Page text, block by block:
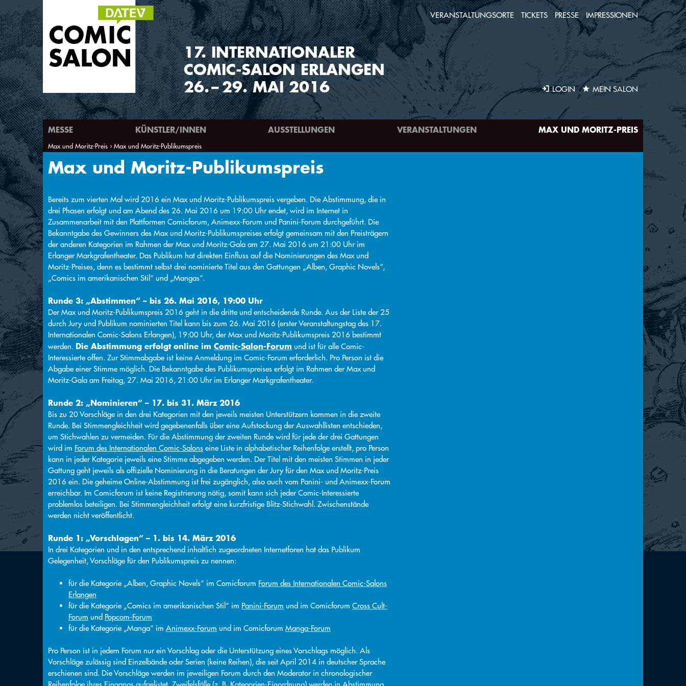
17.INTERNATIONALER
COMIC-SALON ERLANGEN
26.– 29. MAI 2016 LOGIN MEIN SALON
MESSE KÜNSTLER/INNEN AUSSTELLUNGEN VERANSTALTUNGEN MAX UND MORITZ-PREIS
VERANSTALTUNGSORTE TICKETS PRESSE IMPRESSIONEN
Sie sind hier
Max und Moritz-Preis Max und Moritz-Publikumspreis
Max und Moritz-Publikumspreis
Bereits zum vierten Mal wird 2016 ein Max und Moritz-Publikumspreis vergeben. Die Abstimmung, die in
drei Phasen erfolgt und am Abend des 26. Mai 2016 um 19:00 Uhr endet, wird im Internet in
Zusammenarbeit mit den Plattformen Comicforum, Animexx-Forum und Panini-Forum durchgeführt. Die
Bekanntgabe des Gewinners des Max und Moritz-Publikumspreises erfolgt gemeinsam mit den Preisträgern
der anderen Kategorien im Rahmen der Max und Moritz-Gala am 27. Mai 2016 um 21:00 Uhr im
Erlanger Markgrafentheater. Das Publikum hat direkten Einfluss auf die Nominierungen des Max und
Moritz-Preises, denn es bestimmt selbst drei nominierte Titel aus den Gattungen „Alben, Graphic Novels“,
„Comics im amerikanischen Stil“ und „Mangas“.
Runde 3: „Abstimmen“ – bis 26. Mai 2016, 19:00 Uhr
Der Max und Moritz-Publikumspreis 2016 geht in die dritte und entscheidende Runde. Aus der Liste der 25
durch Jury und Publikum nominierten Titel kann bis zum 26. Mai 2016 (erster Veranstaltungstag des 17.
Internationalen Comic-Salons Erlangen), 19:00 Uhr, der Max und Moritz-Publikumspreis 2016 bestimmt
werden. Die Abstimmung erfolgt online im Comic-Salon-Forum und ist für alle Comic-
Interessierte offen. Zur Stimmabgabe ist keine Anmeldung im Comic-Forum erforderlich. Pro Person ist die
Abgabe einer Stimme möglich. Die Bekanntgabe des Publikumspreises erfolgt im Rahmen der Max und
Moritz-Gala am Freitag, 27. Mai 2016, 21:00 Uhr im Erlanger Markgrafentheater.
Runde 2: „Nominieren“ – 17. bis 31. März 2016
Bis zu 20 Vorschläge in den drei Kategorien mit den jeweils meisten Unterstützern kommen in die zweite
Runde. Bei Stimmengleichheit wird gegebenenfalls über eine Aufstockung der Auswahllisten entschieden,
um Stichwahlen zu vermeiden. Für die Abstimmung der zweiten Runde wird für jede der drei Gattungen
wird im Forum des Internationalen Comic-Salons eine Liste in alphabetischer Reihenfolge erstellt, pro Person
kann in jeder Kategorie jeweils eine Stimme abgegeben werden. Der Titel mit den meisten Stimmen in jeder
Gattung geht jeweils als offizielle Nominierung in die Beratungen der Jury für den Max und Moritz-Preis
2016 ein. Die geheime Online-Abstimmung ist frei zugänglich, also auch vom Panini- und Animexx-Forum
erreichbar. Im Comicforum ist keine Registrierung nötig, somit kann sich jeder Comic-Interessierte
problemlos beteiligen. Bei Stimmengleichheit erfolgt eine kurzfristige Blitz-Stichwahl. Zwischenstände
werden nicht veröffentlicht.
Runde 1: „Vorschlagen“ – 1. bis 14. März 2016
In drei Kategorien und in den entsprechend inhaltlich zugeordneten Internetforen hat das Publikum
Gelegenheit, Vorschläge für den Publikumspreis zu nennen:
für die Kategorie „Alben, Graphic Novels“ im Comicforum Forum des Internationalen Comic-Salons
Erlangen
für die Kategorie „Comics im amerikanischen Stil“ im Panini-Forum und im Comicforum Cross Cult-
Forum und Popcom-Forum
für die Kategorie „Manga“ im Animexx-Forum und im Comicforum Manga-Forum
Pro Person ist in jedem Forum nur ein Vorschlag oder die Unterstützung eines Vorschlags möglich. Als
Vorschläge zulässig sind Einzelbände oder Serien (keine Reihen), die seit April 2014 in deutscher Sprache
erschienen sind. Die Vorschläge werden im jeweiligen Forum durch den Moderator in chronologischer